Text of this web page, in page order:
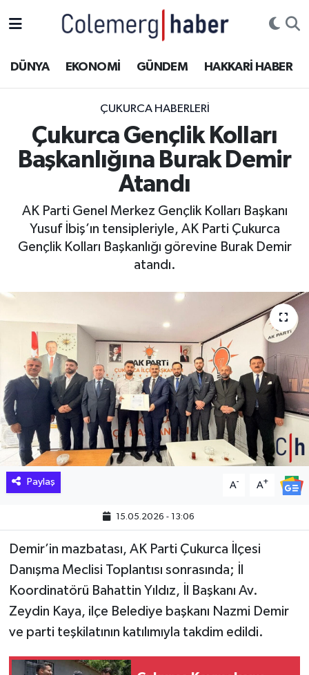
DÜNYA EKONOMİ GÜNDEM HAKKARİ HABER
ÇUKURCA HABERLERI
Çukurca Gençlik Kolları
Başkanlığına Burak Demir
Atandı
AK Parti Genel Merkez Gençlik Kolları Başkanı
Yusuf İbiş’ın tensipleriyle, AK Parti Çukurca
Gençlik Kolları Başkanlığı görevine Burak Demir
atandı.
Paylaş A- A+
15.05.2026 - 13:06
Demir’in mazbatası, AK Parti Çukurca İlçesi
Danışma Meclisi Toplantısı sonrasında; İl
Koordinatörü Bahattin Yıldız, İl Başkanı Av.
Zeydin Kaya, ilçe Belediye başkanı Nazmi Demir
ve parti teşkilatının katılımıyla takdim edildi.
ASAYİŞ
DOĞA
EĞİTİM
Hakkari Haber
İLGİNÇ HABERLER
KADIN
KÜLTÜR SANAT
MAGAZİN
POLİTİKA
SAĞLIK
Hakkâri Hava Durumu
Hakkâri Trafik Yoğunluk Haritası
Süper Lig Puan Durumu ve Fikstür
Tüm Manşetler
Son Dakika Haberleri